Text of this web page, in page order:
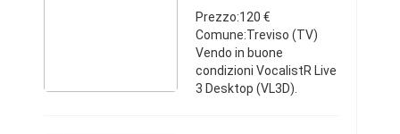
VL3D Live
Prezzo:120 €
Comune:Treviso (TV)
Vendo in buone
condizioni VocalistR Live
3 Desktop (VL3D).